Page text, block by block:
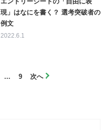
現」はなにを書く？ 選考突破者の
例文
2022.6.1
… 9 次へ